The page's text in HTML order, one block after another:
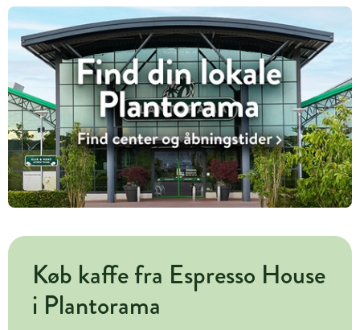
Køb kaffe fra Espresso House
i Plantorama